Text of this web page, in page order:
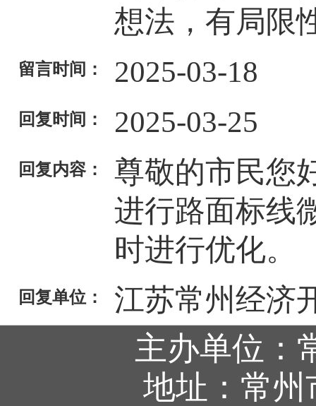
想法，有局限
留言时间： 2025-03-18
回复时间： 2025-03-25
回复内容：
尊敬的市民您
进行路面标线
时进行优化。
回复单位： 江苏常州经济
主办单位：
地址：常州